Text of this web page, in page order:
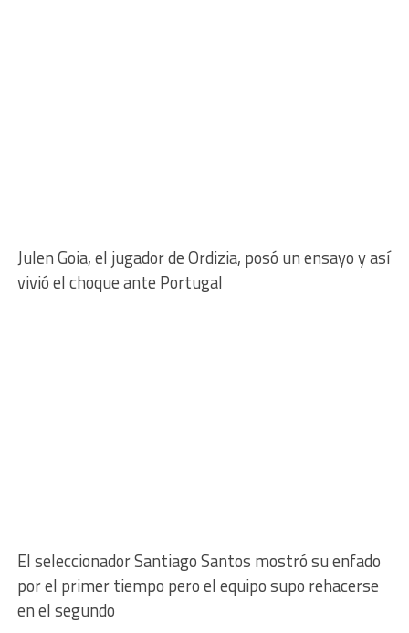
Julen Goia, el jugador de Ordizia, posó un ensayo y así
vivió el choque ante Portugal
El seleccionador Santiago Santos mostró su enfado
por el primer tiempo pero el equipo supo rehacerse
en el segundo